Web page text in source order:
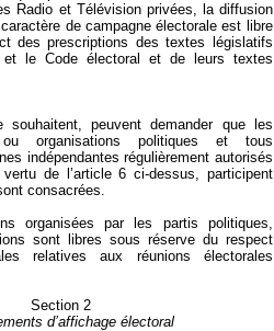
Radio et Télévision privées, la diffusion
de campagne électorale est libre
des prescriptions des textes législatifs
et le Code électoral et de leurs textes
souhaitent, peuvent demander que les
organisations politiques et tous
indépendantes régulièrement autorisés
de l’article 6 ci-dessus, participent
consacrées.
organisées par les partis politiques,
sont libres sous réserve du respect
relatives aux réunions électorales
Section 2
d’affichage électoral